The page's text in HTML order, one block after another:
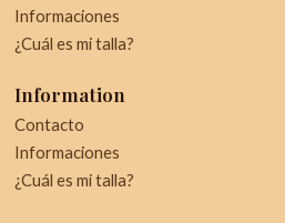
Informaciones
¿Cuál es mi talla?
Information
Contacto
Informaciones
¿Cuál es mi talla?